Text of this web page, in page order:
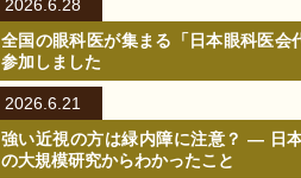
2026.6.28
全国の眼科医が集まる「日本眼科医会
参加しました
2026.6.21
強い近視の方は緑内障に注意？ ― 日
の大規模研究からわかったこと